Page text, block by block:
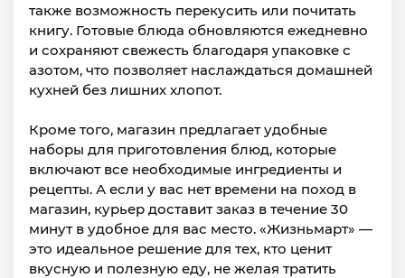
также возможность перекусить или почитать
книгу. Готовые блюда обновляются ежедневно
и сохраняют свежесть благодаря упаковке с
азотом, что позволяет наслаждаться домашней
кухней без лишних хлопот.
Кроме того, магазин предлагает удобные
наборы для приготовления блюд, которые
включают все необходимые ингредиенты и
рецепты. А если у вас нет времени на поход в
магазин, курьер доставит заказ в течение 30
минут в удобное для вас место. «Жизньмарт» —
это идеальное решение для тех, кто ценит
вкусную и полезную еду, не желая тратить